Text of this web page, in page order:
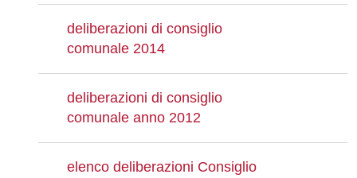
deliberazioni di consiglio
comunale 2014
deliberazioni di consiglio
comunale anno 2012
elenco deliberazioni Consiglio